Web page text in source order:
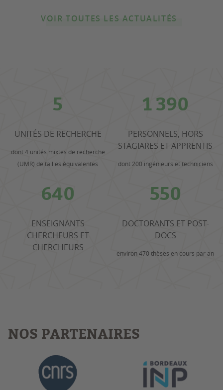
VOIR TOUTES LES ACTUALITÉS
5
UNITÉS DE RECHERCHE
dont 4 unités mixtes de recherche
(UMR) de tailles équivalentes
1 390
PERSONNELS, HORS
STAGIARES ET APPRENTIS
dont 200 ingénieurs et techniciens
640
ENSEIGNANTS
CHERCHEURS ET
CHERCHEURS
550
DOCTORANTS ET POST-
DOCS
environ 470 thèses en cours par an
NOS PARTENAIRES